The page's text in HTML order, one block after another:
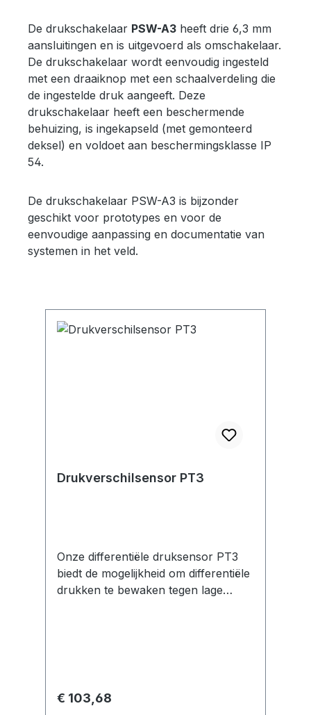
für verschiedene Bereiche werden
unterschiedliche Federn verbaut.
Achtung: Das Modell besitzt
aufgrund der kleinen Baugröße nur
geringe Federwege. Bitte fragen Sie
im Zweifelsfall nach, ob ein
bestimmter Druck mit einem
bestimmten Modell eingestellt
De drukschakelaar PSW-A3 heeft drie 6,3 mm
aansluitingen en is uitgevoerd als omschakelaar.
De drukschakelaar wordt eenvoudig ingesteld
met een draaiknop met een schaalverdeling die
de ingestelde druk aangeeft. Deze
drukschakelaar heeft een beschermende
behuizing, is ingekapseld (met gemonteerd
deksel) en voldoet aan beschermingsklasse IP
54.
De drukschakelaar PSW-A3 is bijzonder
geschikt voor prototypes en voor de
eenvoudige aanpassing en documentatie van
systemen in het veld.
Drukverschilsensor PT3
Onze differentiële druksensor PT3
biedt de mogelijkheid om differentiële
drukken te bewaken tegen lage
te lezen.Dankzij de
achtergrondverlichting is dit ook
Normale prijs:
€ 103,68